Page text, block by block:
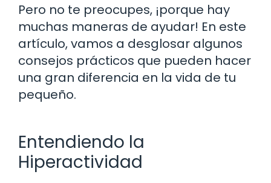
Pero no te preocupes, ¡porque hay
muchas maneras de ayudar! En este
artículo, vamos a desglosar algunos
consejos prácticos que pueden hacer
una gran diferencia en la vida de tu
pequeño.
Entendiendo la
Hiperactividad